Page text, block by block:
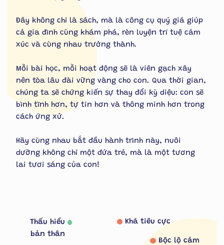
Đây không chỉ là sách, mà là công cụ quý giá giúp
cả gia đình cùng khám phá, rèn luyện trí tuệ cảm
xúc và cùng nhau trưởng thành.
Mỗi bài học, mỗi hoạt động sẽ là viên gạch xây
nên tòa lâu đài vững vàng cho con. Qua thời gian,
chúng ta sẽ chứng kiến sự thay đổi kỳ diệu: con sẽ
bình tĩnh hơn, tự tin hơn và thông minh hơn trong
cách ứng xử.
Hãy cùng nhau bắt đầu hành trình này, nuôi
dưỡng không chỉ một đứa trẻ, mà là một tương
lai tươi sáng của con!
Thấu hiểu
bản thân
Khá tiêu cực
Bộc lộ cảm